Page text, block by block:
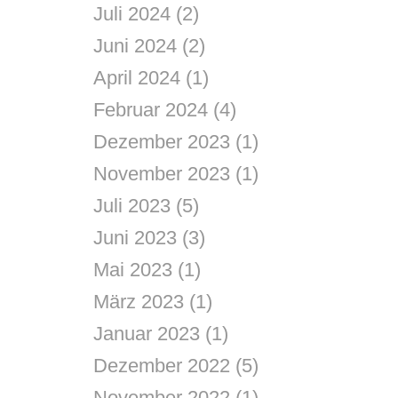
Juli 2024 (2)
Juni 2024 (2)
April 2024 (1)
Februar 2024 (4)
Dezember 2023 (1)
November 2023 (1)
Juli 2023 (5)
Juni 2023 (3)
Mai 2023 (1)
März 2023 (1)
Januar 2023 (1)
Dezember 2022 (5)